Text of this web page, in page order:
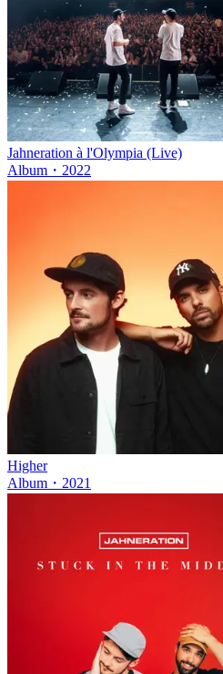
Jahneration à l'Olympia (Live)
Album ・ 2022
Higher
Album ・ 2021